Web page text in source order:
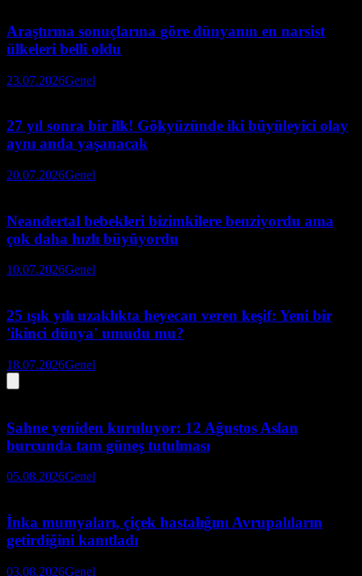
Araştırma sonuçlarına göre dünyanın en narsist
ülkeleri belli oldu
23.07.2026Genel
27 yıl sonra bir ilk! Gökyüzünde iki büyüleyici olay
aynı anda yaşanacak
20.07.2026Genel
Neandertal bebekleri bizimkilere benziyordu ama
çok daha hızlı büyüyordu
10.07.2026Genel
25 ışık yılı uzaklıkta heyecan veren keşif: Yeni bir
'ikinci dünya' umudu mu?
18.07.2026Genel
Sahne yeniden kuruluyor: 12 Ağustos Aslan
burcunda tam güneş tutulması
05.08.2026Genel
İnka mumyaları, çiçek hastalığını Avrupalıların
getirdiğini kanıtladı
03.08.2026Genel